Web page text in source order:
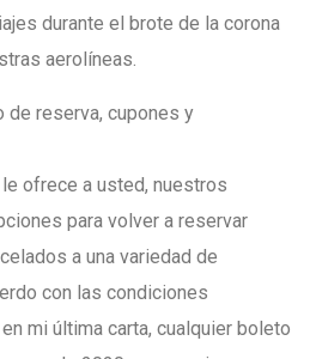
durante el brote de la corona
aerolíneas.
de reserva, cupones y
ofrece a usted, nuestros
para volver a reservar
a una variedad de
con las condiciones
mi última carta, cualquier boleto